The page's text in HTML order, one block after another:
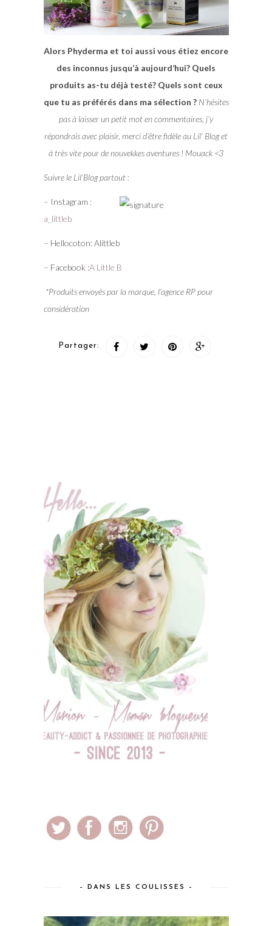
Alors Phyderma et toi aussi vous étiez encore
des inconnus jusqu’à aujourd’hui? Quels
produits as-tu déjà testé? Quels sont ceux
que tu as préférés dans ma sélection ? N’hésites
pas à laisser un petit mot en commentaires, j’y
répondrais avec plaisir, merci d’être fidèle au Lil’ Blog et
à très vite pour de nouvekkes aventures ! Mouack <3
Suivre le Lil’Blog partout :
– Instagram :
a_littleb
– Hellocoton: Alittleb
– Facebook :A Little B
*Produits envoyés par la marque, l’agence RP pour
considération
Partager:
– DANS LES COULISSES –